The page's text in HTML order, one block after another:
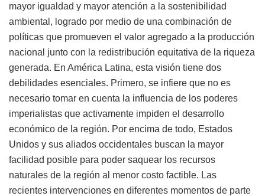
mayor igualdad y mayor atención a la sostenibilidad
ambiental, logrado por medio de una combinación de
políticas que promueven el valor agregado a la producción
nacional junto con la redistribución equitativa de la riqueza
generada. En América Latina, esta visión tiene dos
debilidades esenciales. Primero, se infiere que no es
necesario tomar en cuenta la influencia de los poderes
imperialistas que activamente impiden el desarrollo
económico de la región. Por encima de todo, Estados
Unidos y sus aliados occidentales buscan la mayor
facilidad posible para poder saquear los recursos
naturales de la región al menor costo factible. Las
recientes intervenciones en diferentes momentos de parte